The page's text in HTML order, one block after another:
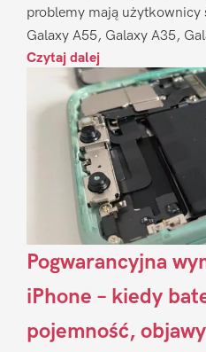
problemy mają użytkownicy
Galaxy A55, Galaxy A35,
Czytaj dalej
Pogwarancyjna
iPhone – kiedy
pojemność,